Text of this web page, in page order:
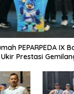
PEPARPEDA IX
Prestasi